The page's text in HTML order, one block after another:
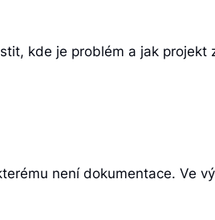
kde je problém a jak
není dokumentace. Ve